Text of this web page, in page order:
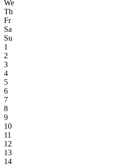
We
Th
Fr
Sa
Su
1
2
3
4
5
6
7
8
9
10
11
12
13
14